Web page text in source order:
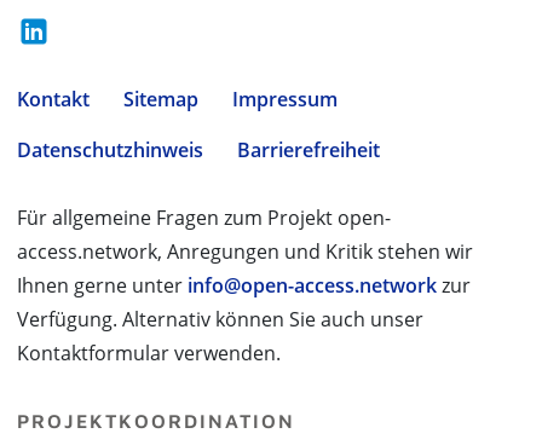
Kontakt Sitemap
Impressum
Datenschutzhinweis
Barrierefreiheit
Für allgemeine Fragen zum Projekt open-
access.network, Anregungen und Kritik stehen wir
Ihnen gerne unter info@open-access.networkzur
Verfügung. Alternativ können Sie auch unser
Kontaktformular verwenden.
PROJEKTKOORDINATION